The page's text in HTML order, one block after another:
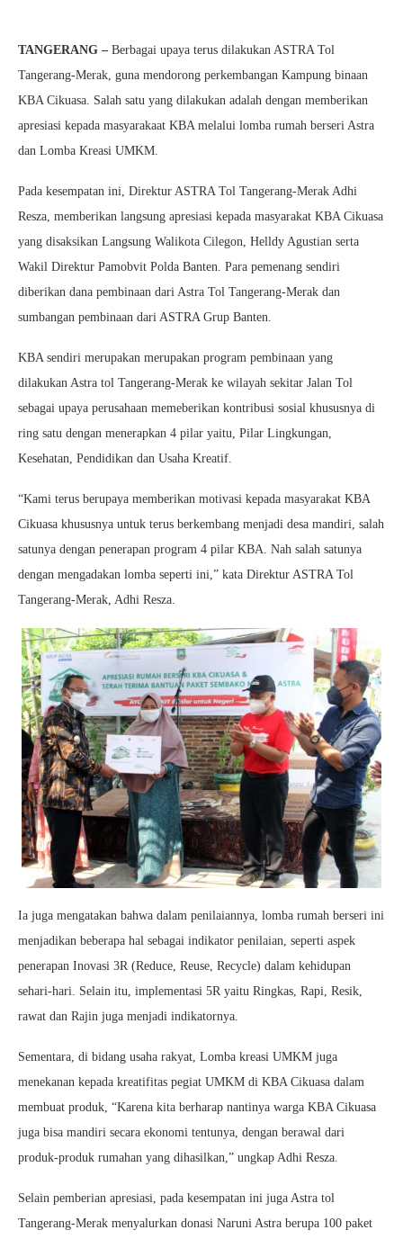
TANGERANG – Berbagai upaya terus dilakukan ASTRA Tol
Tangerang-Merak, guna mendorong perkembangan Kampung binaan
KBA Cikuasa. Salah satu yang dilakukan adalah dengan memberikan
apresiasi kepada masyarakaat KBA melalui lomba rumah berseri Astra
dan Lomba Kreasi UMKM.
Pada kesempatan ini, Direktur ASTRA Tol Tangerang-Merak Adhi
Resza, memberikan langsung apresiasi kepada masyarakat KBA Cikuasa
yang disaksikan Langsung Walikota Cilegon, Helldy Agustian serta
Wakil Direktur Pamobvit Polda Banten. Para pemenang sendiri
diberikan dana pembinaan dari Astra Tol Tangerang-Merak dan
sumbangan pembinaan dari ASTRA Grup Banten.
KBA sendiri merupakan merupakan program pembinaan yang
dilakukan Astra tol Tangerang-Merak ke wilayah sekitar Jalan Tol
sebagai upaya perusahaan memeberikan kontribusi sosial khususnya di
ring satu dengan menerapkan 4 pilar yaitu, Pilar Lingkungan,
Kesehatan, Pendidikan dan Usaha Kreatif.
“Kami terus berupaya memberikan motivasi kepada masyarakat KBA
Cikuasa khususnya untuk terus berkembang menjadi desa mandiri, salah
satunya dengan penerapan program 4 pilar KBA. Nah salah satunya
dengan mengadakan lomba seperti ini,” kata Direktur ASTRA Tol
Tangerang-Merak, Adhi Resza.
Ia juga mengatakan bahwa dalam penilaiannya, lomba rumah berseri ini
menjadikan beberapa hal sebagai indikator penilaian, seperti aspek
penerapan Inovasi 3R (Reduce, Reuse, Recycle) dalam kehidupan
sehari-hari. Selain itu, implementasi 5R yaitu Ringkas, Rapi, Resik,
rawat dan Rajin juga menjadi indikatornya.
Sementara, di bidang usaha rakyat, Lomba kreasi UMKM juga
menekanan kepada kreatifitas pegiat UMKM di KBA Cikuasa dalam
membuat produk, “Karena kita berharap nantinya warga KBA Cikuasa
juga bisa mandiri secara ekonomi tentunya, dengan berawal dari
produk-produk rumahan yang dihasilkan,” ungkap Adhi Resza.
Selain pemberian apresiasi, pada kesempatan ini juga Astra tol
Tangerang-Merak menyalurkan donasi Naruni Astra berupa 100 paket